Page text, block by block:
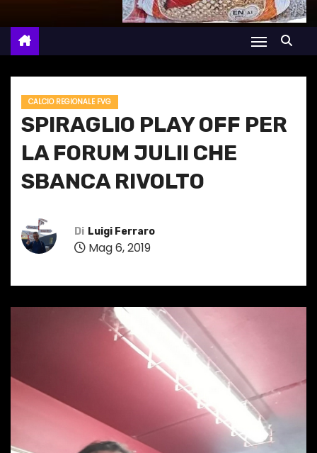
CALCIO REGIONALE FVG
SPIRAGLIO PLAY OFF PER
LA FORUM JULII CHE
SBANCA RIVOLTO
Di Luigi Ferraro
Mag 6, 2019